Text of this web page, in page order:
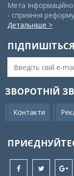
Мета
- сприяння
Детальніше >
ЗВОРОТНІЙ
Контакти